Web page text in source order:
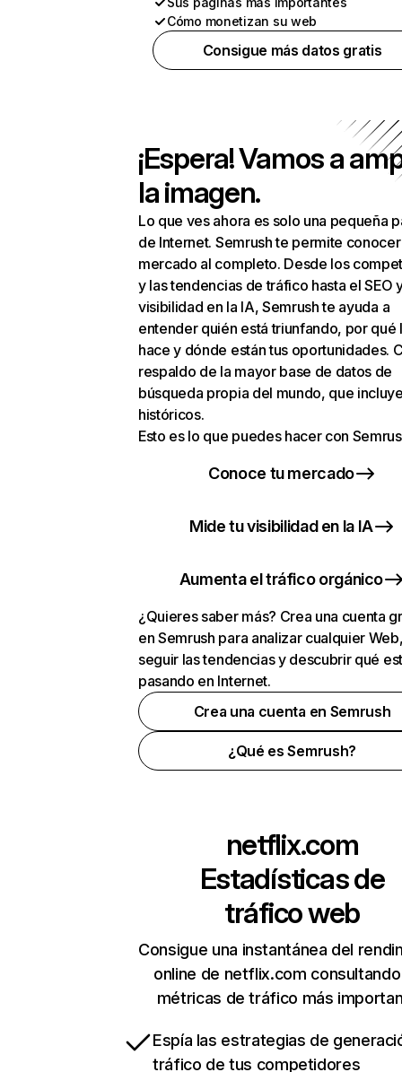
Cómo monetizan su web
Consigue más datos gratis
¡Espera! Vamos a
la imagen.
Lo que ves ahora es solo una pequeña
de Internet. Semrush te permite
mercado al completo. Desde los
y las tendencias de tráfico hasta el SEO
visibilidad en la IA, Semrush te ayuda a
entender quién está triunfando, por qué
hace y dónde están tus oportunidades.
respaldo de la mayor base de datos de
búsqueda propia del mundo, que
históricos.
Esto es lo que puedes hacer con
Conoce tu mercado
Mide tu visibilidad en la IA
Aumenta el tráfico orgánico
¿Quieres saber más? Crea una cuenta
en Semrush para analizar cualquier
seguir las tendencias y descubrir qué
pasando en Internet.
Crea una cuenta en Semrush
¿Qué es Semrush?
netflix.com
Estadísticas de
tráfico web
Consigue una instantánea del
online de netflix.com
métricas de tráfico más
Espía las estrategias de
tráfico de tus competidores